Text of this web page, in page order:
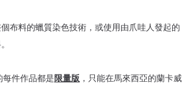
布料的蠟質染色技術，或使用由爪哇人發起的
件作品都是限量版 ，只能在馬來西亞的蘭卡威